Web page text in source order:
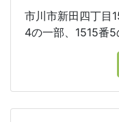
市川市新田四丁目
4の一部、1515番5